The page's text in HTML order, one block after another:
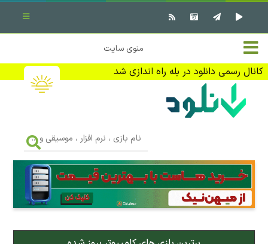
خانه
تماس با ما
تبلیغات
منوی سایت
کانال رسمی دانلود در بله راه اندازی شد
✖ بستن منو
نرم افزار کامپیوتر
بازی کامپیوتر
کتاب
بازی
،
نرم
افزار
،
موسیقی
...